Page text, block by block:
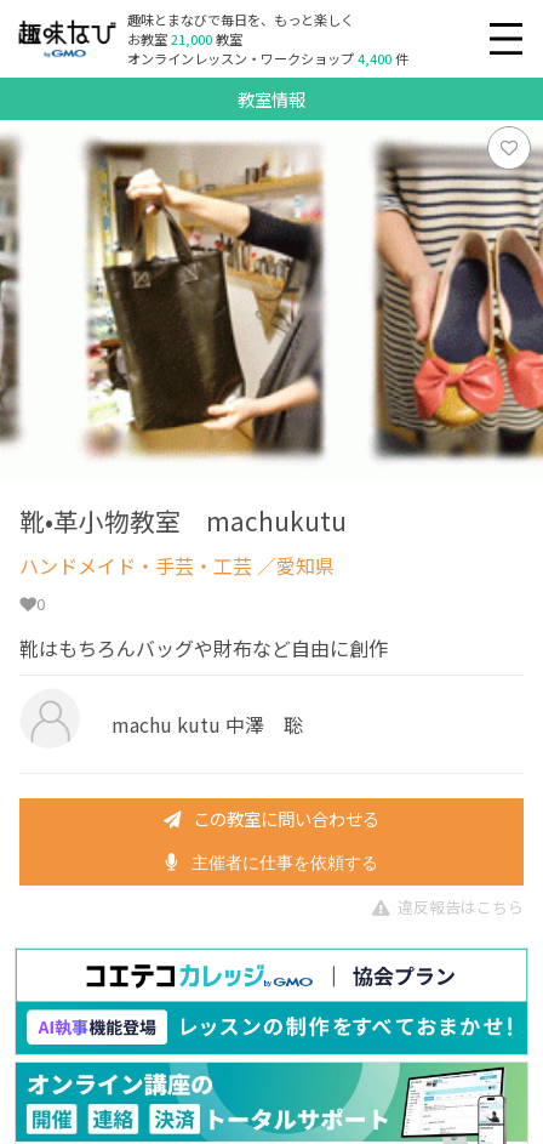
趣味とまなびで毎日を、もっと楽しく
お教室21,000教室
オンラインレッスン・ワークショップ4,400件
教室情報
靴•革小物教室 machukutu
ハンドメイド・手芸・工芸 ／愛知県
0
靴はもちろんバッグや財布など自由に創作
machu kutu 中澤 聡
この教室に問い合わせる
主催者に仕事を依頼する
違反報告はこちら